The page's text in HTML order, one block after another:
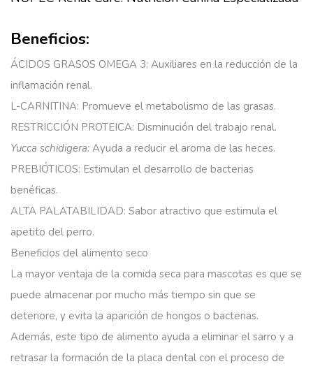
Beneficios:
ÁCIDOS GRASOS OMEGA 3: Auxiliares en la reducción de la
inflamación renal.
L-CARNITINA: Promueve el metabolismo de las grasas.
RESTRICCIÓN PROTEICA: Disminución del trabajo renal.
Yucca schidigera: Ayuda a reducir el aroma de las heces.
PREBIÓTICOS: Estimulan el desarrollo de bacterias
benéficas.
ALTA PALATABILIDAD: Sabor atractivo que estimula el
apetito del perro.
Beneficios del alimento seco
La mayor ventaja de la comida seca para mascotas es que se
puede almacenar por mucho más tiempo sin que se
deteriore, y evita la aparición de hongos o bacterias.
Además, este tipo de alimento ayuda a eliminar el sarro y a
retrasar la formación de la placa dental con el proceso de